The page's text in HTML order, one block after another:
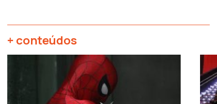
+ conteúdos